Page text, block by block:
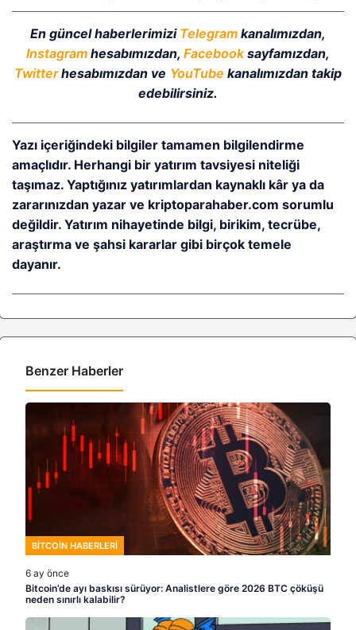
En güncel haberlerimizi Telegram kanalımızdan,
Instagramhesabımızdan, Facebooksayfamızdan,
Twitterhesabımızdan ve YouTube kanalımızdan takip
edebilirsiniz.
Yazı içeriğindeki bilgiler tamamen bilgilendirme
amaçlıdır. Herhangi bir yatırım tavsiyesi niteliği
taşımaz. Yaptığınız yatırımlardan kaynaklı kâr ya da
zararınızdan yazar ve kriptoparahaber.com sorumlu
değildir. Yatırım nihayetinde bilgi, birikim, tecrübe,
araştırma ve şahsi kararlar gibi birçok temele
dayanır.
Benzer Haberler
BITCOIN HABERLERI
6 ay önce
Bitcoin’de ayı baskısı sürüyor: Analistlere göre 2026 BTC çöküşü
neden sınırlı kalabilir?